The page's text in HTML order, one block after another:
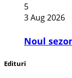
5
3 Aug 2026
​Noul
Edituri